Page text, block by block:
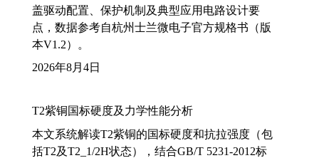
盖驱动配置、保护机制及典型应用电路设计要
点，数据参考自杭州士兰微电子官方规格书（版
本V1.2）。
2026年8月4日
T2紫铜国标硬度及力学性能分析
本文系统解读T2紫铜的国标硬度和抗拉强度（包
括T2及T2_1/2H状态），结合GB/T 5231-2012标